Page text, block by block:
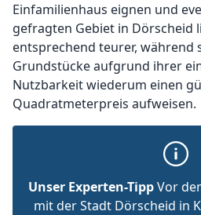
Einfamilienhaus eignen und
gefragten Gebiet in Dörscheid
entsprechend teurer, während
Grundstücke aufgrund ihrer
Nutzbarkeit wiederum einen
Quadratmeterpreis aufweisen.
Unser Experten-TippVor
mit der Stadt Dörscheid in